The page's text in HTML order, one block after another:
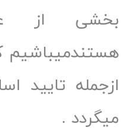
از
که
تایید
.